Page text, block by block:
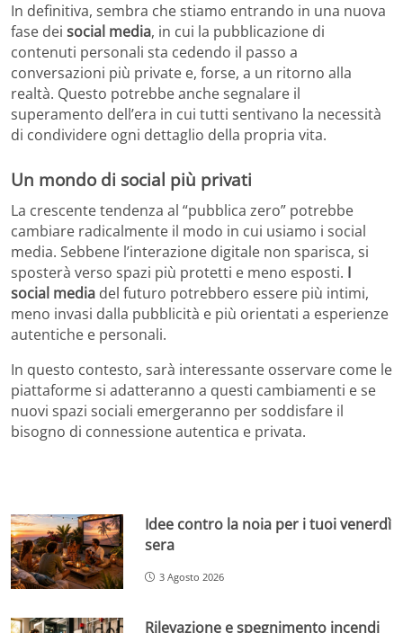
In definitiva, sembra che stiamo entrando in una nuova
fase dei social media, in cui la pubblicazione di
contenuti personali sta cedendo il passo a
conversazioni più private e, forse, a un ritorno alla
realtà. Questo potrebbe anche segnalare il
superamento dell’era in cui tutti sentivano la necessità
di condividere ogni dettaglio della propria vita.
Un mondo di social più privati
La crescente tendenza al “pubblica zero” potrebbe
cambiare radicalmente il modo in cui usiamo i social
media. Sebbene l’interazione digitale non sparisca, si
sposterà verso spazi più protetti e meno esposti. I
social media del futuro potrebbero essere più intimi,
meno invasi dalla pubblicità e più orientati a esperienze
autentiche e personali.
In questo contesto, sarà interessante osservare come le
piattaforme si adatteranno a questi cambiamenti e se
nuovi spazi sociali emergeranno per soddisfare il
bisogno di connessione autentica e privata.
Idee contro la noia per i tuoi venerdì
sera
3 Agosto 2026
Rilevazione e spegnimento incendi